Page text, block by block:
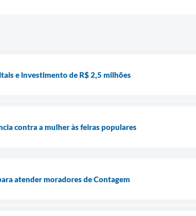
e investimento de R$ 2,5 milhões
contra a mulher às feiras populares
atender moradores de Contagem